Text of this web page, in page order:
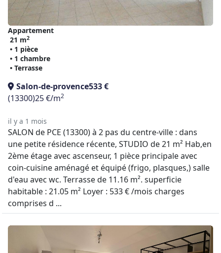
Appartement
21 m2
• 1 pièce
• 1 chambre
• Terrasse
Salon-de-provence533 €
(13300)25 €/m2
il y a 1 mois
SALON de PCE (13300) à 2 pas du centre-ville : dans
une petite résidence récente, STUDIO de 21 m² Hab,en
2ème étage avec ascenseur, 1 pièce principale avec
coin-cuisine aménagé et équipé (frigo, plasques,) salle
d'eau avec wc. Terrasse de 11.16 m². superficie
habitable : 21.05 m² Loyer : 533 € /mois charges
comprises d ...